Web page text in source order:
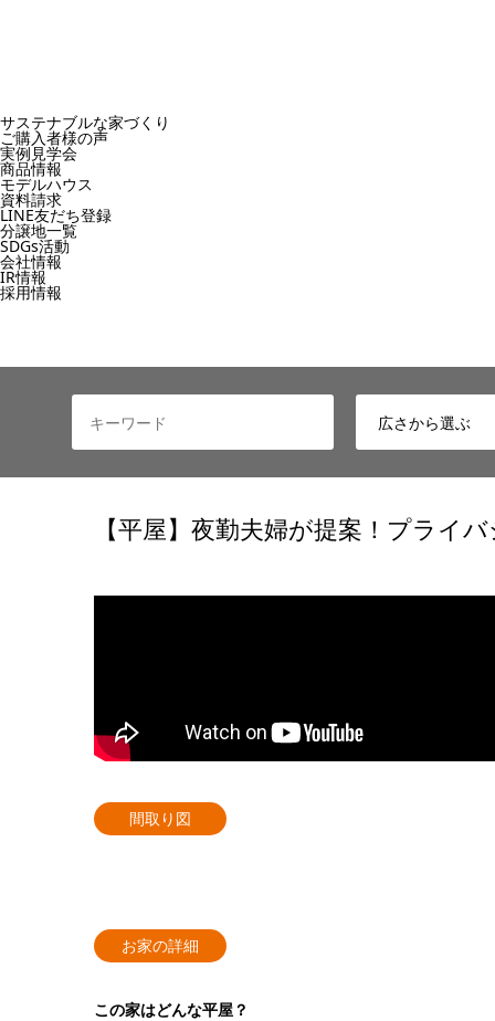
サステナブルな家づくり
ご購入者様の声
実例見学会
商品情報
モデルハウス
資料請求
LINE友だち登録
分譲地一覧
SDGs活動
会社情報
IR情報
採用情報
【平屋】夜勤夫婦が提案！プライ
間取り図
お家の詳細
この家はどんな平屋？